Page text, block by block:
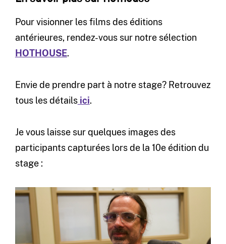
Pour visionner les films des éditions
antérieures, rendez-vous sur notre sélection
HOTHOUSE.
Envie de prendre part à notre stage? Retrouvez
tous les détailsici.
Je vous laisse sur quelques images des
participants capturées lors de la 10e édition du
stage :